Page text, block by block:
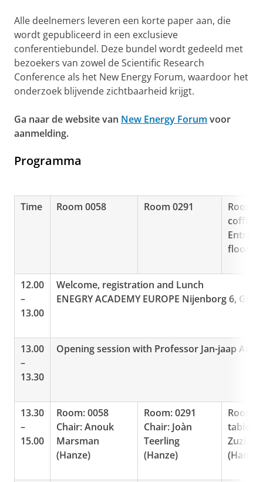
Alle deelnemers leveren een korte paper aan, die
wordt gepubliceerd in een exclusieve
conferentiebundel. Deze bundel wordt gedeeld met
bezoekers van zowel de Scientific Research
Conference als het New Energy Forum, waardoor het
onderzoek blijvende zichtbaarheid krijgt.
Ga naar de website van New Energy Forum voor
aanmelding.
Programma
Time Room 0058 Room 0291
Room
floor)
12.00
–
13.00
Welcome, registration and Lunch
ENEGRY ACADEMY EUROPE Nijenborg 6,
13.00
–
13.30
Opening session with Professor Jan-jaap Aué
13.30
–
15.00
Room: 0058
Chair: Anouk
Marsman
(Hanze)
Room: 0291
Chair: Joàn
Teerling
(Hanze)
Room:
table
Zuzi
(Hanze)